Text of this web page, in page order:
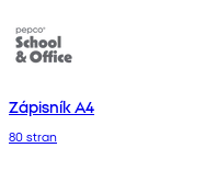
Zápisník A4
80 stran